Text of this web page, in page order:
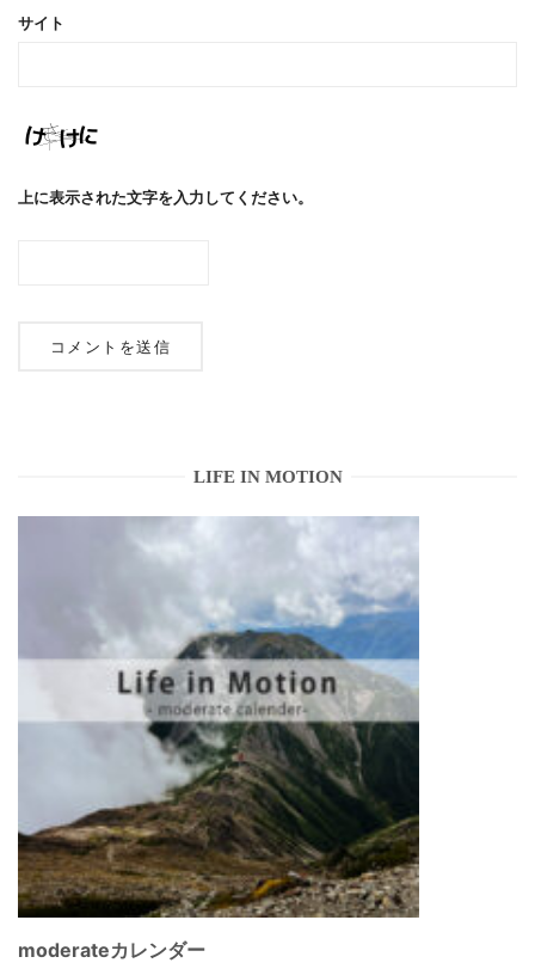
サイト
上に表示された文字を入力してください。
LIFE IN MOTION
moderateカレンダー